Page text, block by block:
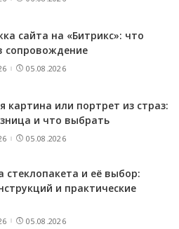
сайта на «Битрикс»: что
сопровождение
05.08.2026
картина или портрет из страз:
и что выбрать
05.08.2026
и её выбор:
и практические
05.08.2026